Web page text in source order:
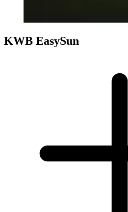
KWB EasySun